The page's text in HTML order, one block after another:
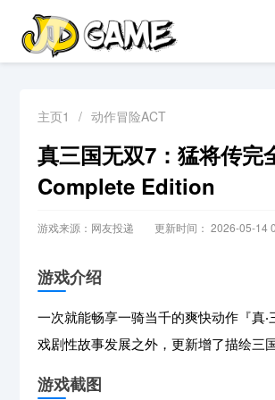
主页1 / 动作冒险ACT
真三国无双7：猛将传
Complete Edition
游戏来源：网友投递 更新时间： 2026-05-14
游戏介绍
一次就能畅享一骑当千的爽快动作『真
戏剧性故事发展之外，更新增了描绘三
游戏截图